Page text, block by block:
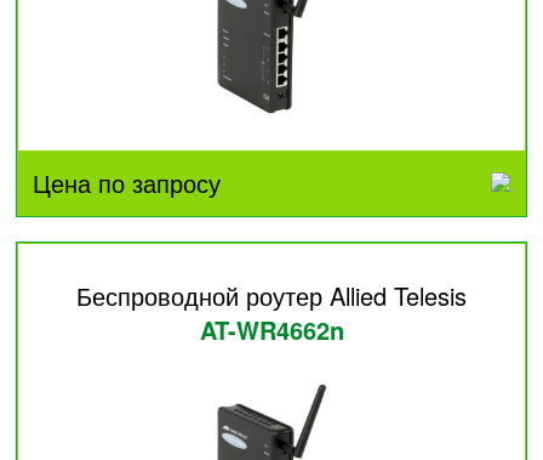
Цена по запросу
Беспроводной роутер Allied Telesis
AT-WR4662n